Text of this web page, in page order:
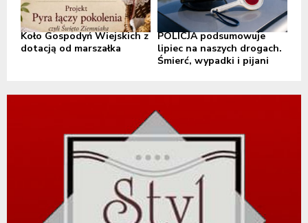
Koło Gospodyń Wiejskich z
dotacją od marszałka
POLICJA podsumowuje
lipiec na naszych drogach.
Śmierć, wypadki i pijani